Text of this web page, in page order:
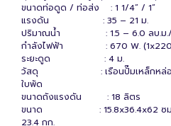
ขนาดท่อดูด / ท่อส่ง : 1 1/4” / 1”
แรงดัน : 35 – 21 ม.
ปริมาณน้ำ : 1.5 – 6.0 ลบ.ม./
กำลังไฟฟ้า : 670 W.
ระยะดูด : 4 ม.
วัสดุ : เรือนปั๊มเหล็กหล่อ / ใบ
ใบพัด
ขนาดถังแรงดัน : 18 ลิตร
ขนาด : 15.8x36.4x62 ซม. /
23.4 กก.